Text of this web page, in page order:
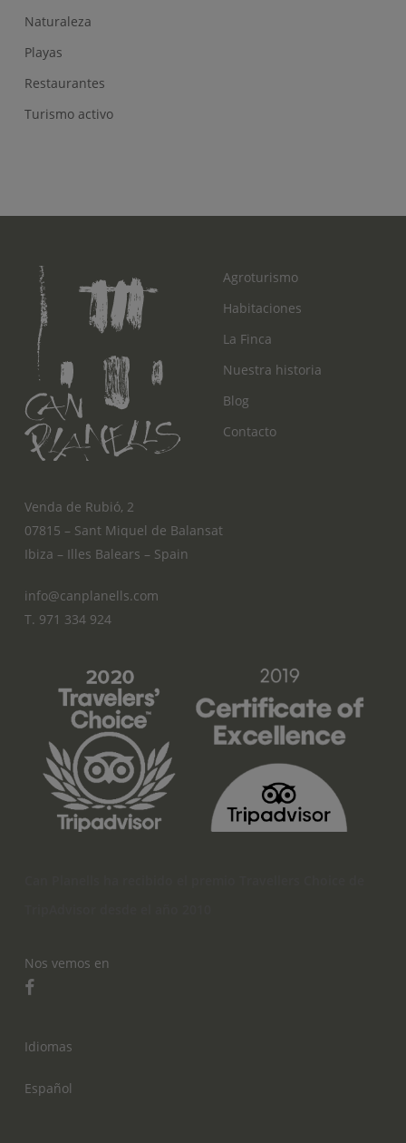
Naturaleza
Playas
Restaurantes
Turismo activo
Venda de Rubió, 2
07815 – Sant Miquel de Balansat
Ibiza – Illes Balears – Spain
info@canplanells.com
T. 971 334 924
Agroturismo
Habitaciones
La Finca
Nuestra historia
Blog
Contacto
Nos vemos en
Idiomas
Español